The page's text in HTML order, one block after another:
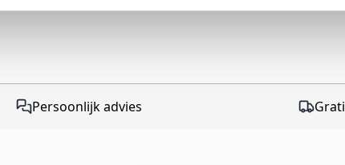
Persoonlijk advies